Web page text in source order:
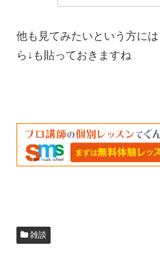
他も見てみたいという方に
ら↓も貼っておきますね
雑談